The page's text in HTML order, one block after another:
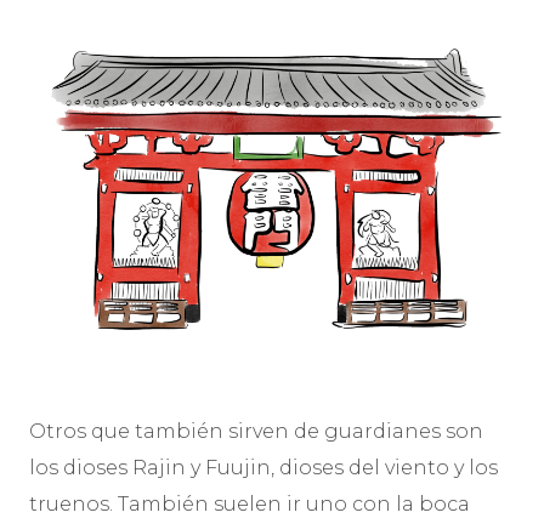
Otros que también sirven de guardianes son
los dioses Rajin y Fuujin, dioses del viento y los
truenos. También suelen ir uno con la boca